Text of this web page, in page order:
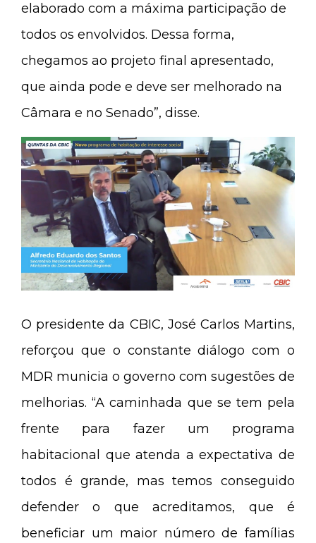
elaborado com a máxima participação de
todos os envolvidos. Dessa forma,
chegamos ao projeto final apresentado,
que ainda pode e deve ser melhorado na
Câmara e no Senado”, disse.
O presidente da CBIC, José Carlos Martins,
reforçou que o constante diálogo com o
MDR municia o governo com sugestões de
melhorias. “A caminhada que se tem pela
frente para fazer um programa
habitacional que atenda a expectativa de
todos é grande, mas temos conseguido
defender o que acreditamos, que é
beneficiar um maior número de famílias